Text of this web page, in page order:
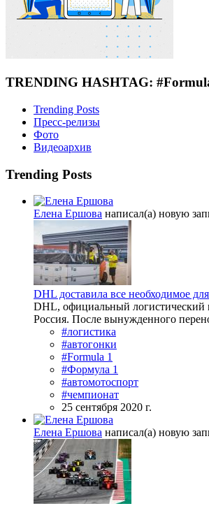
TRENDING HASHTAG:
Trending Posts
Пресс-релизы
Фото
Видеоархив
Trending Posts
Елена Ершова написал(а) новую
DHL доставила все необходимое
DHL, официальный логистический
Россия. После вынужденного
#логистика
#автогонки
#Formula 1
#Формула 1
#автомотоспорт
#чемпионат
25 сентября 2020 г.
Елена Ершова написал(а) новую